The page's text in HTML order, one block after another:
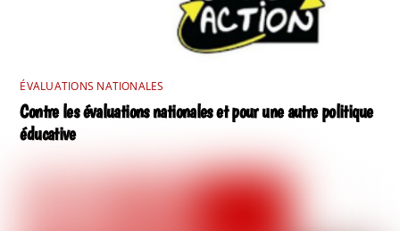
ÉVALUATIONS NATIONALES
Contre les évaluations nationales et pour une autre politique
éducative